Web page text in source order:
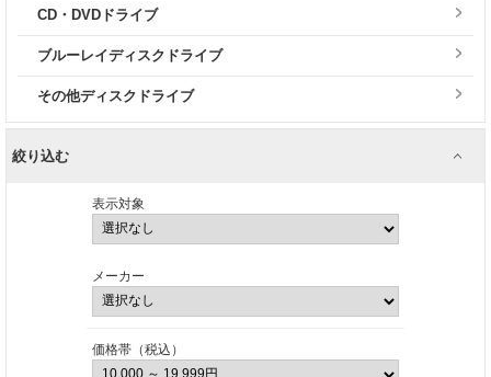
CD・DVDドライブ
ブルーレイディスクドライブ
その他ディスクドライブ
絞り込む
表示対象
メーカー
価格帯（税込）